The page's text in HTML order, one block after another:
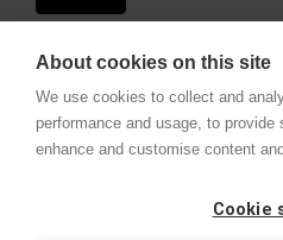
Copyright © 2025 – A Loja do
About cookies on this site
We use cookies to collect and
performance and usage, to
enhance and customise content
Cookie